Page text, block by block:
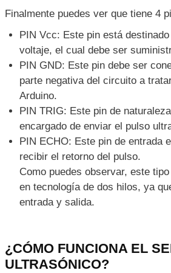
Finalmente puedes ver que tiene 4
PIN Vcc: Este pin está
voltaje, el cual debe ser
PIN GND: Este pin debe ser
parte negativa del circuito a
Arduino.
PIN TRIG: Este pin de
encargado de enviar el pulso
PIN ECHO: Este pin de entrada
recibir el retorno del pulso.
Como puedes observar, este
en tecnología de dos hilos, ya
entrada y salida.
¿CÓMO FUNCIONA EL
ULTRASÓNICO?